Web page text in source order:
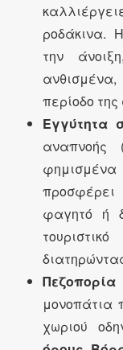
ροδάκινα.
την
περίοδο της
Εγγύτητα
αναπνοής
προσφέρει
φαγητό ή
μονοπάτια
χωριού